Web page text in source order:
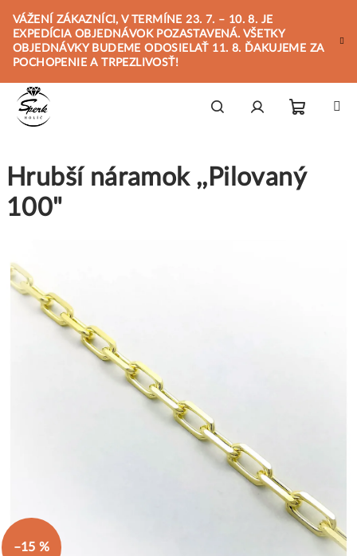
obsah
VÁŽENÍ ZÁKAZNÍCI, V TERMÍNE 23. 7. – 10. 8. JE
EXPEDÍCIA OBJEDNÁVOK POZASTAVENÁ. VŠETKY
OBJEDNÁVKY BUDEME ODOSIELAŤ 11. 8. ĎAKUJEME ZA
POCHOPENIE A TRPEZLIVOSŤ!
košík
Hrubší náramok ,,Pilovaný
100"
–15 %